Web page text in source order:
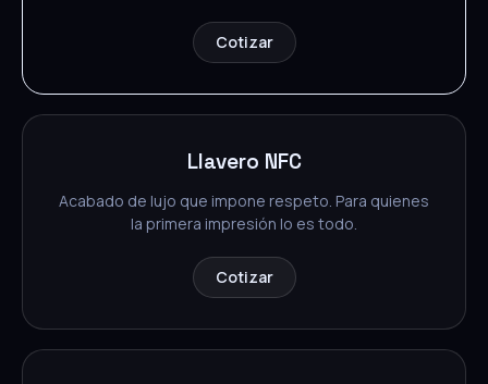
Cotizar
Llavero NFC
Acabado de lujo que impone respeto. Para quienes
la primera impresión lo es todo.
Cotizar